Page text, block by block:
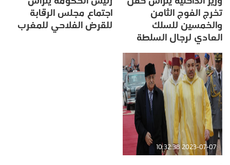
تخرج الفوج الثامن
والخمسين للسلك
العادي لرجال السلطة
اجتماع مجلس الرقابة
للقرض الفلاحي للمغرب
2023-07-07 10:32:38